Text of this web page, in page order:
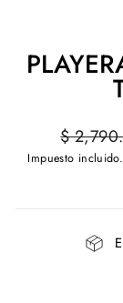
Precio
habitual
$
Impuesto